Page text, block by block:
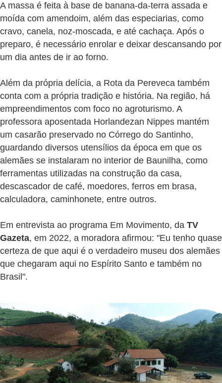
A massa é feita à base de banana-da-terra assada e
moída com amendoim, além das especiarias, como
cravo, canela, noz-moscada, e até cachaça. Após o
preparo, é necessário enrolar e deixar descansando por
um dia antes de ir ao forno.
Além da própria delícia, a Rota da Pereveca também
conta com a própria tradição e história. Na região, há
empreendimentos com foco no agroturismo. A
professora aposentada Horlandezan Nippes mantém
um casarão preservado no Córrego do Santinho,
guardando diversos utensílios da época em que os
alemães se instalaram no interior de Baunilha, como
ferramentas utilizadas na construção da casa,
descascador de café, moedores, ferros em brasa,
calculadora, caminhonete, entre outros.
Em entrevista ao programa Em Movimento, da TV
Gazeta, em 2022, a moradora afirmou: "Eu tenho quase
certeza de que aqui é o verdadeiro museu dos alemães
que chegaram aqui no Espírito Santo e também no
Brasil".